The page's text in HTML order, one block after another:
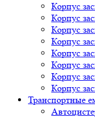
Корпус
Корпус
Корпус
Корпус
Корпус
Корпус
Корпус
Корпус
Транспортные